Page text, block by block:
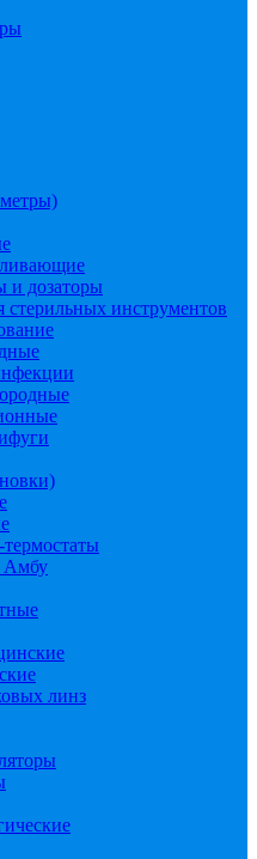
и дозаторы
инструментов
Амбу
линз